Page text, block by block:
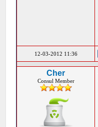
12-03-2012 11:36
Cher
Consul Member